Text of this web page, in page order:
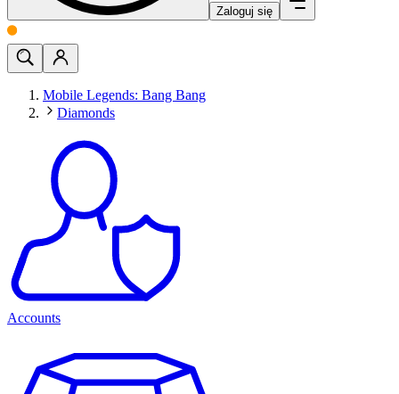
Zaloguj się
Mobile Legends: Bang Bang
Diamonds
Accounts